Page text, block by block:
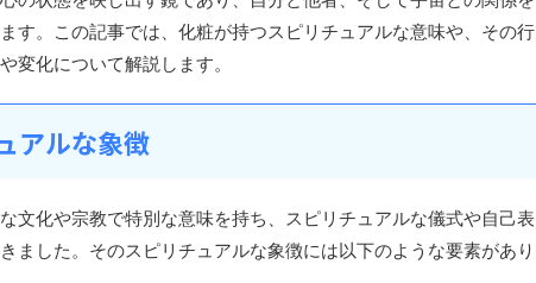
す。この記事では、化粧が持つスピリチュアルな意味や、その行
変化について解説します。
アルな象徴
文化や宗教で特別な意味を持ち、スピリチュアルな儀式や自己表
ました。そのスピリチュアルな象徴には以下のような要素があり